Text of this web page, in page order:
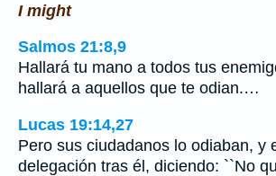
I might
Salmos 21:8,9
Hallará tu mano a todos tus
hallará a aquellos que te odian.…
Lucas 19:14,27
Pero sus ciudadanos lo odiaban, y
delegación tras él, diciendo: ``No